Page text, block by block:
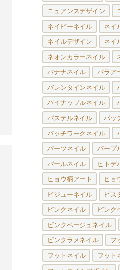
ニュアンスデザイン
ネイビーネイル ネイ
ネイルデザイン ネイ
ネオンカラーネイル
バナナネイル バラア
バレンタインネイル
パイナップルネイル
パステルネイル パッ
パッチワークネイル
パーツネイル パープ
パールネイル ヒトデ
ヒョウ柄アート ヒョ
ビジューネイル ピス
ピンクネイル ピンク
ピンクベージュネイル
ピンクラメネイル フ
フットネイル フット